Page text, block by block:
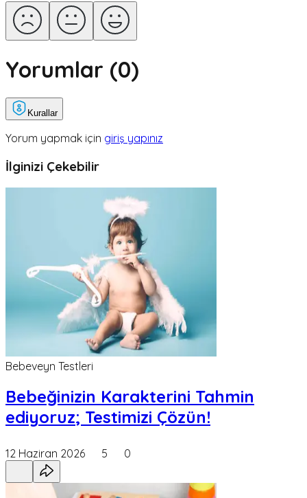
Yorumlar (0)
Kurallar
Yorum yapmak için giriş yapınız
İlginizi Çekebilir
Bebeveyn Testleri
Bebeğinizin Karakterini Tahmin
ediyoruz; Testimizi Çözün!
12 Haziran 2026 5 0